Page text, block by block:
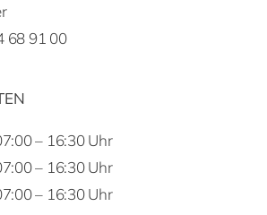
68 91 00
– 16:30 Uhr
– 16:30 Uhr
– 16:30 Uhr